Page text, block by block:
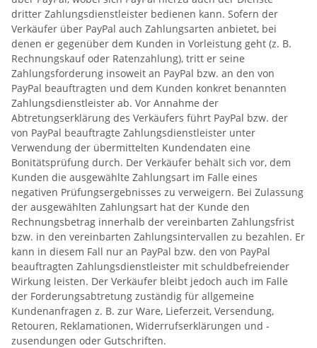
dritter Zahlungsdienstleister bedienen kann. Sofern der
Verkäufer über PayPal auch Zahlungsarten anbietet, bei
denen er gegenüber dem Kunden in Vorleistung geht (z. B.
Rechnungskauf oder Ratenzahlung), tritt er seine
Zahlungsforderung insoweit an PayPal bzw. an den von
PayPal beauftragten und dem Kunden konkret benannten
Zahlungsdienstleister ab. Vor Annahme der
Abtretungserklärung des Verkäufers führt PayPal bzw. der
von PayPal beauftragte Zahlungsdienstleister unter
Verwendung der übermittelten Kundendaten eine
Bonitätsprüfung durch. Der Verkäufer behält sich vor, dem
Kunden die ausgewählte Zahlungsart im Falle eines
negativen Prüfungsergebnisses zu verweigern. Bei Zulassung
der ausgewählten Zahlungsart hat der Kunde den
Rechnungsbetrag innerhalb der vereinbarten Zahlungsfrist
bzw. in den vereinbarten Zahlungsintervallen zu bezahlen. Er
kann in diesem Fall nur an PayPal bzw. den von PayPal
beauftragten Zahlungsdienstleister mit schuldbefreiender
Wirkung leisten. Der Verkäufer bleibt jedoch auch im Falle
der Forderungsabtretung zuständig für allgemeine
Kundenanfragen z. B. zur Ware, Lieferzeit, Versendung,
Retouren, Reklamationen, Widerrufserklärungen und -
zusendungen oder Gutschriften.